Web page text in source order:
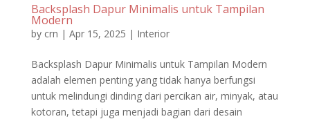
Backsplash Dapur Minimalis untuk Tampilan
Modern
by crn | Apr 15, 2025 | Interior
Backsplash Dapur Minimalis untuk Tampilan Modern
adalah elemen penting yang tidak hanya berfungsi
untuk melindungi dinding dari percikan air, minyak, atau
kotoran, tetapi juga menjadi bagian dari desain